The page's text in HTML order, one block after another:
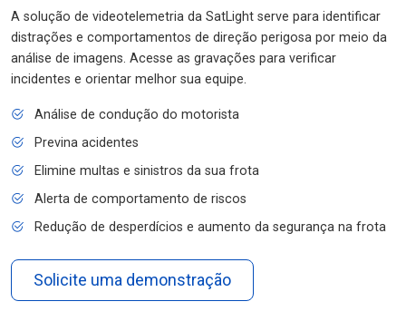
A solução de videotelemetria da SatLight serve para identificar
distrações e comportamentos de direção perigosa por meio da
análise de imagens. Acesse as gravações para verificar
incidentes e orientar melhor sua equipe.
Análise de condução do motorista
Previna acidentes
Elimine multas e sinistros da sua frota
Alerta de comportamento de riscos
Redução de desperdícios e aumento da segurança na frota
Solicite uma demonstração